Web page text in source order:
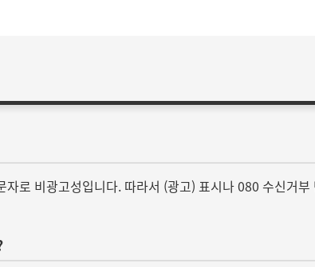
로 비광고성입니다. 따라서 (광고) 표시나 080 수신거